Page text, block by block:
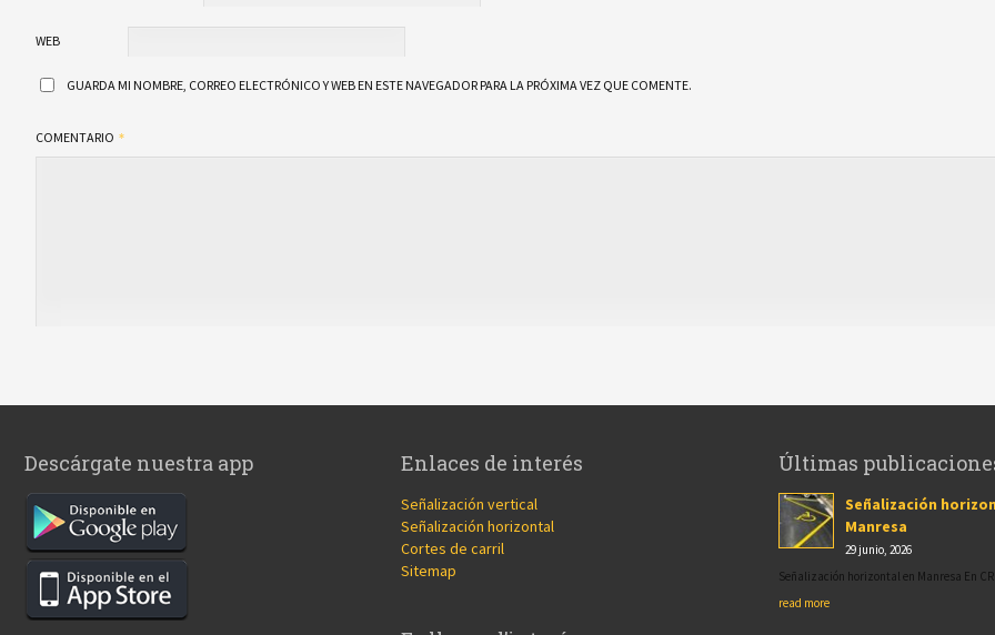
WEB
GUARDA MI NOMBRE, CORREO ELECTRÓNICO Y WEB EN ESTE NAVEGADOR PARA LA PRÓXIMA VEZ QUE COMENTE.
COMENTARIO
Descárgate nuestra app Enlaces de interés
Señalización vertical
Señalización horizontal
Cortes de carril
Sitemap
Últimas
Señalización
Manresa
29 junio, 2026
Señalización horizontal en Manresa En
read more